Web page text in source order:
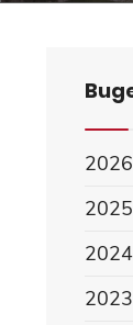
2026
2025
2024
2023